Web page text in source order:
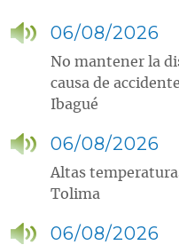
06/08/2026
No mantener la
causa de
Ibagué
06/08/2026
Altas
Tolima
06/08/2026